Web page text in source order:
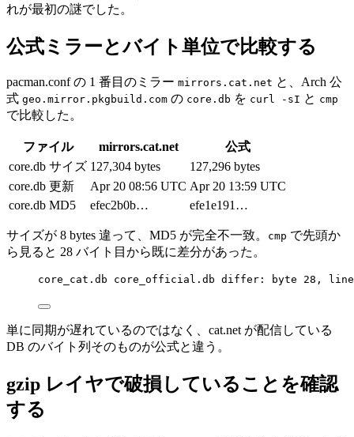
れが最初の謎でした。
公式ミラーとバイト単位で比較する
pacman.conf の 1 番目のミラー mirrors.cat.net と、Arch 公
式 geo.mirror.pkgbuild.com の core.db を curl -sI と cmp
で比較した。
ファイル mirrors.cat.net
公式
core.db サイズ 127,304 bytes
127,296 bytes
core.db 更新
Apr 20 08:56 UTC Apr 20 13:59 UTC
core.db MD5
efec2b0b… efe1e191…
サイズが 8 bytes 違って、MD5 が完全不一致。 cmp で先頭か
ら見ると 28 バイト目から既に差分があった。
core_cat.db core_official.db differ: byte 28,
単に同期が遅れているのではなく、cat.net が配信している
DB のバイト列そのものが公式と違う。
gzip レイヤで破損していることを確認
する